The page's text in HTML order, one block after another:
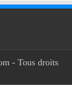
- Tous droits